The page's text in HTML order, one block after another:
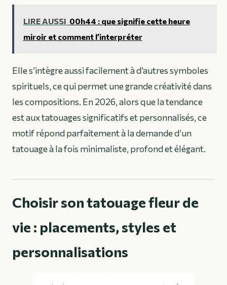
LIRE AUSSI 00h44 : que signifie cette heure
miroir et comment l’interpréter
Elle s’intègre aussi facilement à d’autres symboles
spirituels, ce qui permet une grande créativité dans
les compositions. En 2026, alors que la tendance
est aux tatouages significatifs et personnalisés, ce
motif répond parfaitement à la demande d’un
tatouage à la fois minimaliste, profond et élégant.
Choisir son tatouage fleur de
vie : placements, styles et
personnalisations